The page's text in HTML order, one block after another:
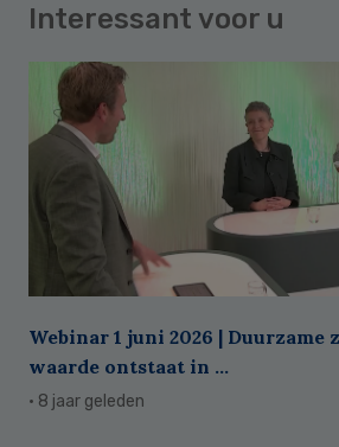
Interessant voor u
Webinar 1 juni 2026 |
waarde ontstaat in ...
· 8 jaar geleden